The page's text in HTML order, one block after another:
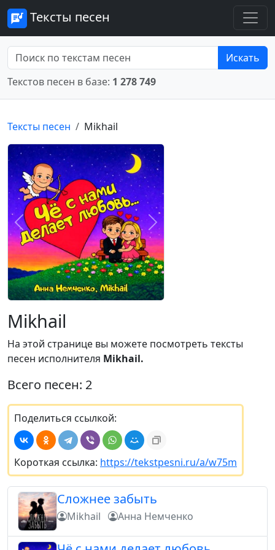
Тексты песен
Искать
Текстов песен в базе: 1 278 749
Тексты песен Mikhail
Предыдущее Следующее
Mikhail
На этой странице вы можете посмотреть тексты
песен исполнителя Mikhail.
Всего песен: 2
Поделиться ссылкой:
Короткая ссылка: https://tekstpesni.ru/a/w75m
Сложнее забыть
Mikhail Анна Немченко